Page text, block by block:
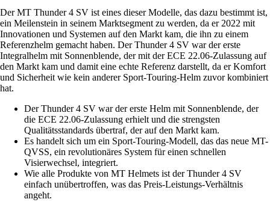
Der MT Thunder 4 SV ist eines dieser Modelle, das dazu bestimmt ist,
ein Meilenstein in seinem Marktsegment zu werden, da er 2022 mit
Innovationen und Systemen auf den Markt kam, die ihn zu einem
Referenzhelm gemacht haben. Der Thunder 4 SV war der erste
Integralhelm mit Sonnenblende, der mit der ECE 22.06-Zulassung auf
den Markt kam und damit eine echte Referenz darstellt, da er Komfort
und Sicherheit wie kein anderer Sport-Touring-Helm zuvor kombiniert
hat.
Der Thunder 4 SV war der erste Helm mit Sonnenblende, der
die ECE 22.06-Zulassung erhielt und die strengsten
Qualitätsstandards übertraf, der auf den Markt kam.
Es handelt sich um ein Sport-Touring-Modell, das das neue MT-
QVSS, ein revolutionäres System für einen schnellen
Visierwechsel, integriert.
Wie alle Produkte von MT Helmets ist der Thunder 4 SV
einfach unübertroffen, was das Preis-Leistungs-Verhältnis
angeht.